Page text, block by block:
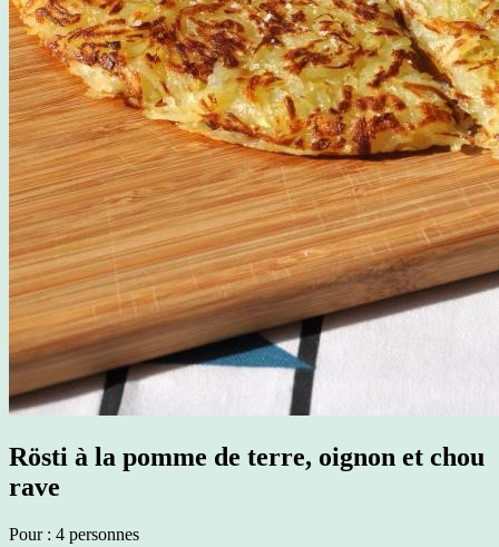
Rösti à la pomme de terre, oignon et chou
rave
Pour : 4 personnes